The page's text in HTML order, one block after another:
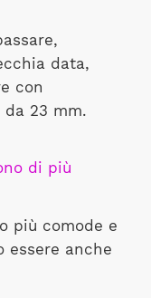
data,
con
da 23 mm.
più comode e
essere anche